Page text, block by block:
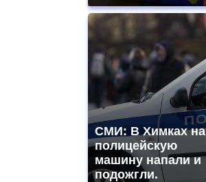
СМИ: В Химках на
полицейскую
машину напали и
подожгли.